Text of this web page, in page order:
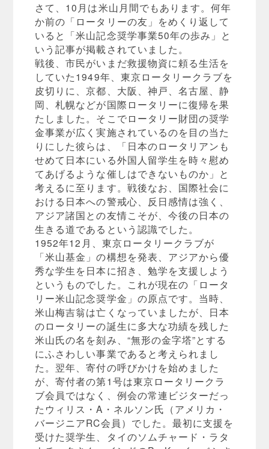
さて、10月は米山月間でもあります。何年
か前の「ロータリーの友」をめくり返して
いると「米山記念奨学事業50年の歩み」と
いう記事が掲載されていました。
戦後、市民がいまだ救援物資に頼る生活を
していた1949年、東京ロータリークラブを
皮切りに、京都、大阪、神戸、名古屋、静
岡、札幌などが国際ロータリーに復帰を果
たしました。そこでロータリー財団の奨学
金事業が広く実施されているのを目の当た
りにした彼らは、「日本のロータリアンも
せめて日本にいる外国人留学生を時々慰め
てあげるような催しはできないものか」と
考えるに至ります。戦後なお、国際社会に
おける日本への警戒心、反日感情は強く、
アジア諸国との友情こそが、今後の日本の
生きる道であるという認識でした。
1952年12月、東京ロータリークラブが
「米山基金」の構想を発表、アジアから優
秀な学生を日本に招き、勉学を支援しよう
というものでした。これが現在の「ロータ
リー米山記念奨学金」の原点です。当時、
米山梅吉翁は亡くなっていましたが、日本
のロータリーの誕生に多大な功績を残した
米山氏の名を刻み、“無形の金字塔”とする
にふさわしい事業であると考えられまし
た。翌年、寄付の呼びかけを始めました
が、寄付者の第1号は東京ロータリークラ
ブ会員ではなく、例会の常連ビジターだっ
たウィリス・A・ネルソン氏（アメリカ・
バージニアRC会員）でした。最初に支援を
受けた奨学生、タイのソムチャード・ラタ